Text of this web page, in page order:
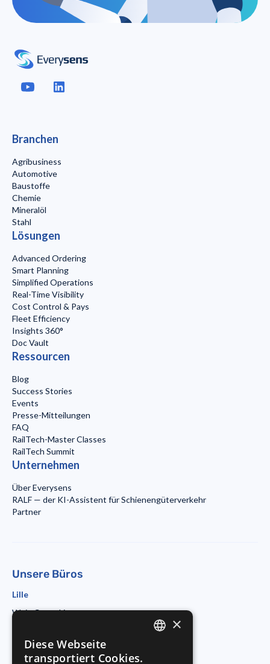
Branchen
Agribusiness
Automotive
Baustoffe
Chemie
Mineralöl
Stahl
Lösungen
Advanced Ordering
Smart Planning
Simplified Operations
Real-Time Visibility
Cost Control & Pays
Fleet Efficiency
Insights 360°
Doc Vault
Ressourcen
Blog
Success Stories
Events
Presse-Mitteilungen
FAQ
RailTech-Master Classes
RailTech Summit
Unternehmen
Über Everysens
RALF — der KI-Assistent für Schienengüterverkehr
Partner
Unsere Büros
Lille
Wojo Coworking
Paris
×
Diese Webseite
transportiert Cookies.